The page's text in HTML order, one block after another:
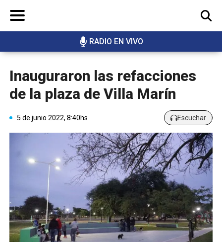
RADIO EN VIVO
BUSCAR
Inauguraron las refacciones
de la plaza de Villa Marín
5 de junio 2022, 8:40hs Escuchar